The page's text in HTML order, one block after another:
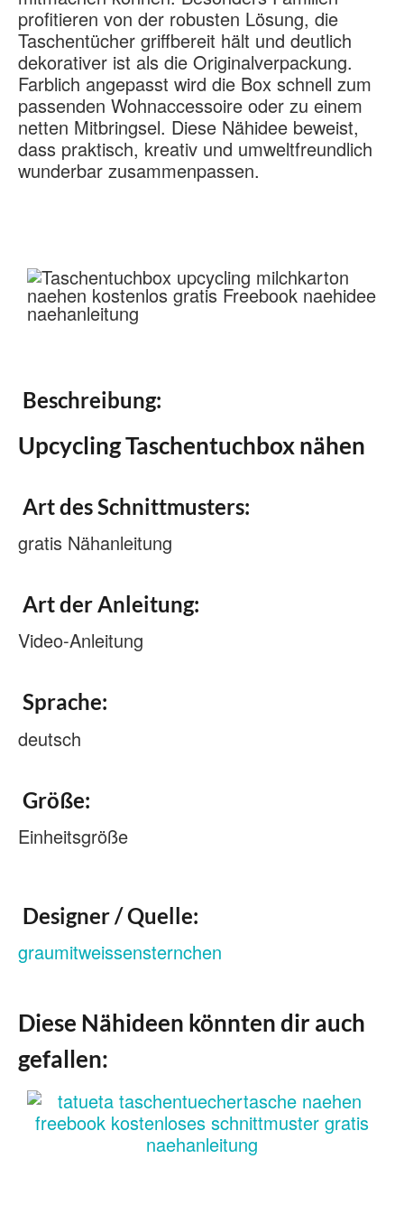
profitieren von der robusten Lösung, die
Taschentücher griffbereit hält und deutlich
dekorativer ist als die Originalverpackung.
Farblich angepasst wird die Box schnell zum
passenden Wohnaccessoire oder zu einem
netten Mitbringsel. Diese Nähidee beweist,
dass praktisch, kreativ und umweltfreundlich
wunderbar zusammenpassen.
Beschreibung:
Upcycling Taschentuchbox nähen
Art des Schnittmusters:
gratis Nähanleitung
Art der Anleitung:
Video-Anleitung
Sprache:
deutsch
Größe:
Einheitsgröße
Designer / Quelle:
graumitweissensternchen
Diese Nähideen könnten dir auch
gefallen: